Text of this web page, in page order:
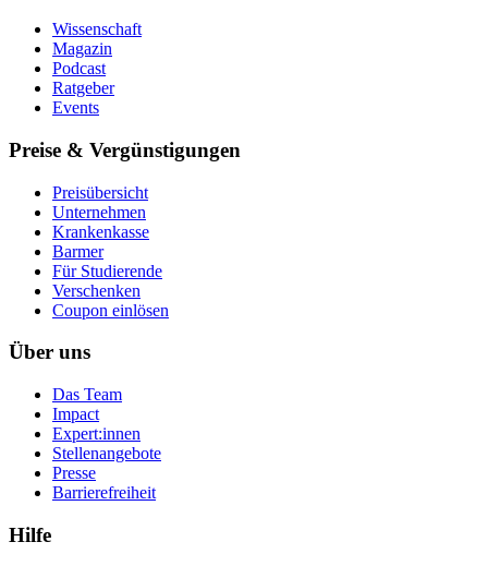
Wissenschaft
Magazin
Podcast
Ratgeber
Events
Preise & Vergünstigungen
Preisübersicht
Unternehmen
Krankenkasse
Barmer
Für Studierende
Ver­schen­ken
Coupon einlösen
Über uns
Das Team
Impact
Expert:innen
Stellenangebote
Presse
Barrierefreiheit
Hilfe